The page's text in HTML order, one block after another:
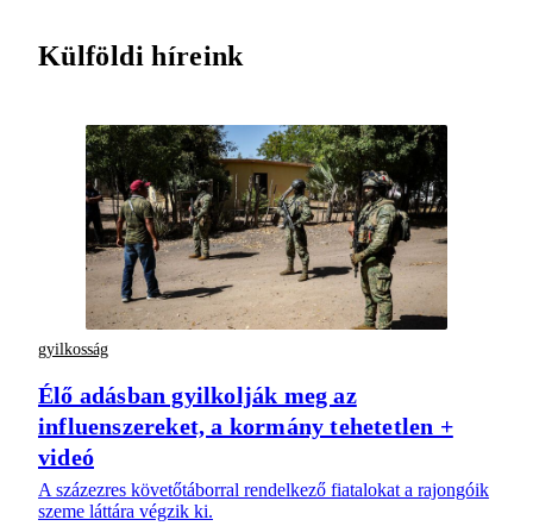
Külföldi híreink
gyilkosság
Élő adásban gyilkolják meg az
influenszereket, a kormány tehetetlen +
videó
A százezres követőtáborral rendelkező fiatalokat a rajongóik
szeme láttára végzik ki.